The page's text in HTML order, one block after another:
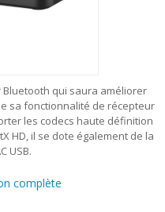
Bluetooth qui saura améliorer
sa fonctionnalité de récepteur
les codecs haute définition
HD, il se dote également de la
USB.
complète